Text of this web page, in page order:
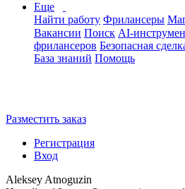
Еще
Найти работу Фрилансеры
Вакансии Поиск AI-
фрилансеров Безопасная
База знаний Помощь
Разместить заказ
Регистрация
Вход
Aleksey Atnoguzin